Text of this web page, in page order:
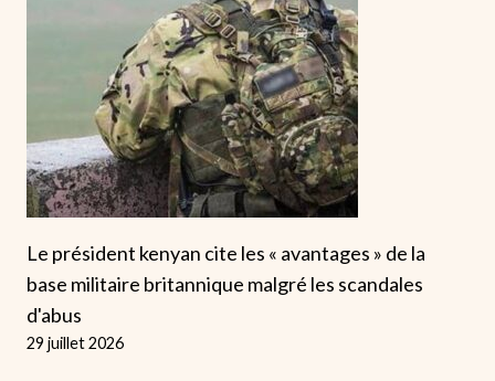
Le président kenyan cite les « avantages » de la
base militaire britannique malgré les scandales
d'abus
29 juillet 2026